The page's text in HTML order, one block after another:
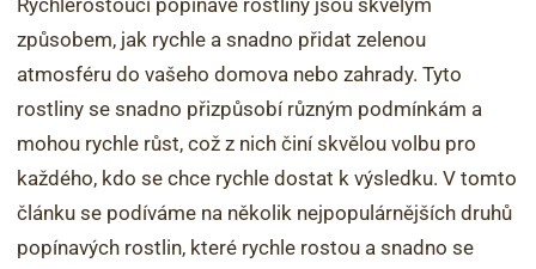
Rychlerostoucí popínavé rostliny jsou skvělým
způsobem, jak rychle a snadno přidat zelenou
atmosféru do vašeho domova nebo zahrady. Tyto
rostliny se snadno přizpůsobí různým podmínkám a
mohou rychle růst, což z nich činí skvělou volbu pro
každého, kdo se chce rychle dostat k výsledku. V tomto
článku se podíváme na několik nejpopulárnějších druhů
popínavých rostlin, které rychle rostou a snadno se